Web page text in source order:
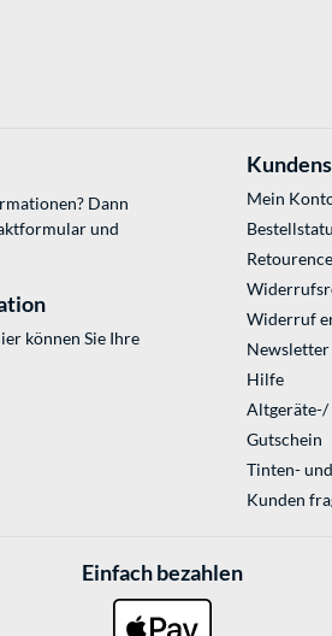
Dann
und
können Sie Ihre
Mein
Widerruf
Newsletter
Hilfe
Altgeräte-/
Gutschein
Tinten-
Kunden
Einfach bezahlen